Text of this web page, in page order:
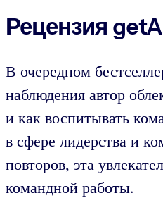
Рецензия
В очередном
наблюдения автор
и как воспитывать
в сфере лидерства и
повторов, эта
командной работы.